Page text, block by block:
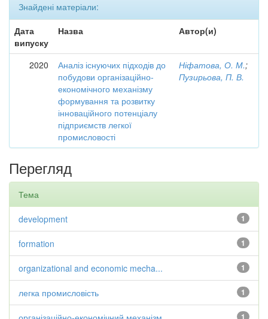
Знайдені матеріали:
Дата
випуску
Назва Автор(и)
2020
Аналіз існуючих підходів до
побудови організаційно-
економічного механізму
формування та розвитку
інноваційного потенціалу
підприємств легкої
промисловості
Ніфатова, О. М.;
Пузирьова, П. В.
Перегляд
Тема
1
development
1
formation
1
organizational and economic mecha...
1
легка промисловість
1